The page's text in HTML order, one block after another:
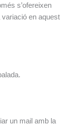
s’ofereixen
en aquest
un mail amb la